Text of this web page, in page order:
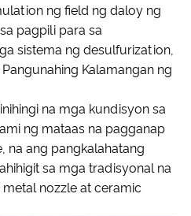
ng field ng daloy ng
pagpili para sa
sistema ng desulfurization,
Kalamangan ng
na mga kundisyon sa
ng mataas na pagganap
na ang pangkalahatang
sa mga tradisyonal na
nozzle at ceramic